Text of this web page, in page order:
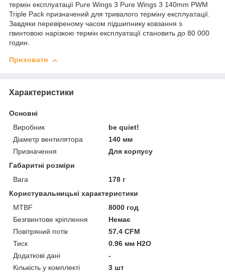
термін експлуатації Pure Wings 3 Pure Wings 3 140mm PWM
Triple Pack призначений для тривалого терміну експлуатації.
Завдяки перевіреному часом підшипнику ковзання з
гвинтовою нарізкою термін експлуатації становить до 80 000
годин.
Приховати
Характеристики
Основні
Виробник
be quiet!
Діаметр вентилятора
140 мм
Призначення
Для корпусу
Габаритні розміри
Вага
178 г
Користувальницькі характеристики
MTBF
8000 год
Безгвинтове кріплення
Немає
Повітряний потік
57.4 CFM
Тиск
0.96 мм H2O
Додаткові дані
-
Кількість у комплекті
3 шт